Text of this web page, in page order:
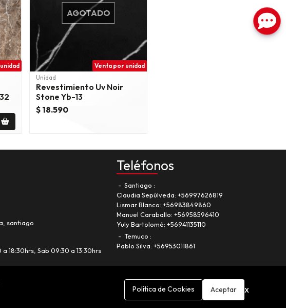
AGOTADO
Venta por unidad
Unidad
Revestimiento Uv Noir
Stone Yb-13
$ 18.590
santiago
18:30hrs, Sab 09:30 a 13:30hrs
Teléfonos
Santiago
Claudia Sepúlveda: +56997626819
Lismar Blanco: +56983849860
Manuel Caraballo: +56958596410
Yuly Bartolomé: +56941135110
Temuco
Pablo Silva: +56953011861
Política de Cookies Aceptar x